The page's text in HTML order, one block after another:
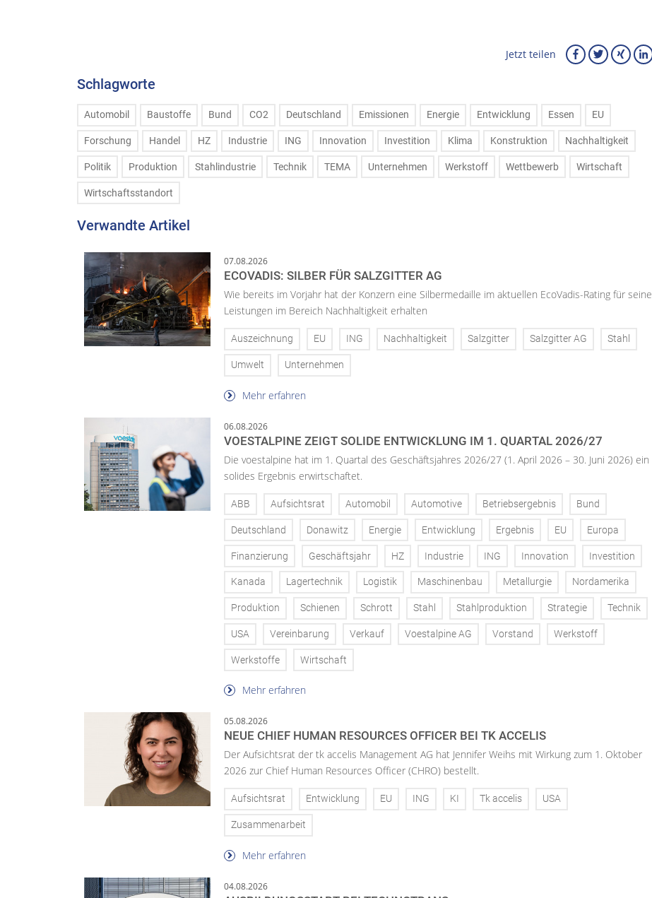
Jetzt teilen
Schlagworte
Automobil Baustoffe Bund CO2 Deutschland Emissionen Energie Entwicklung Essen EU
Forschung Handel HZ Industrie ING Innovation Investition Klima Konstruktion Nachhaltigkeit
Politik Produktion Stahlindustrie Technik TEMA Unternehmen Werkstoff Wettbewerb Wirtschaft
Wirtschaftsstandort
Verwandte Artikel
07.08.2026
ECOVADIS: SILBER FÜR SALZGITTER AG
Wie bereits im Vorjahr hat der Konzern eine Silbermedaille im aktuellen EcoVadis-Rating für seine
Leistungen im Bereich Nachhaltigkeit erhalten
Auszeichnung EU ING Nachhaltigkeit Salzgitter Salzgitter AG Stahl
Umwelt Unternehmen
Mehr erfahren
06.08.2026
VOESTALPINE ZEIGT SOLIDE ENTWICKLUNG IM 1. QUARTAL 2026/27
Die voestalpine hat im 1. Quartal des Geschäftsjahres 2026/27 (1. April 2026 – 30. Juni 2026) ein
solides Ergebnis erwirtschaftet.
ABB Aufsichtsrat Automobil Automotive Betriebsergebnis Bund
Deutschland Donawitz Energie Entwicklung Ergebnis EU Europa
Finanzierung Geschäftsjahr HZ Industrie ING Innovation Investition
Kanada Lagertechnik Logistik Maschinenbau Metallurgie Nordamerika
Produktion Schienen Schrott Stahl Stahlproduktion Strategie Technik
USA Vereinbarung Verkauf Voestalpine AG Vorstand Werkstoff
Werkstoffe Wirtschaft
Mehr erfahren
05.08.2026
NEUE CHIEF HUMAN RESOURCES OFFICER BEI TK ACCELIS
Der Aufsichtsrat der tk accelis Management AG hat Jennifer Weihs mit Wirkung zum 1. Oktober
2026 zur Chief Human Resources Officer (CHRO) bestellt.
Aufsichtsrat Entwicklung EU ING KI Tk accelis USA
Zusammenarbeit
Mehr erfahren
04.08.2026